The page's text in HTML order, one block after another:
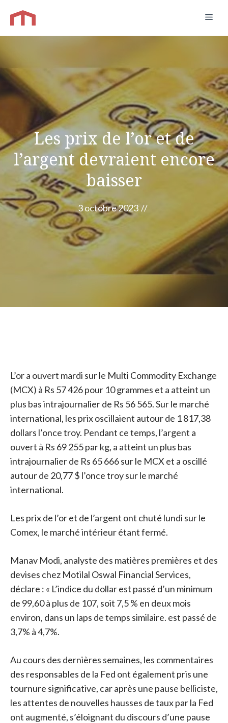
contenu
Les prix de l’or et de
l’argent devraient encore
baisser
3 octobre 2023 //
L’or a ouvert mardi sur le Multi Commodity Exchange
(MCX) à Rs 57 426 pour 10 grammes et a atteint un
plus bas intrajournalier de Rs 56 565. Sur le marché
international, les prix oscillaient autour de 1 817,38
dollars l’once troy. Pendant ce temps, l’argent a
ouvert à Rs 69 255 par kg, a atteint un plus bas
intrajournalier de Rs 65 666 sur le MCX et a oscillé
autour de 20,77 $ l’once troy sur le marché
international.
Les prix de l’or et de l’argent ont chuté lundi sur le
Comex, le marché intérieur étant fermé.
Manav Modi, analyste des matières premières et des
devises chez Motilal Oswal Financial Services,
déclare : « L’indice du dollar est passé d’un minimum
de 99,60 à plus de 107, soit 7,5 % en deux mois
environ, dans un laps de temps similaire. est passé de
3,7% à 4,7%.
Au cours des dernières semaines, les commentaires
des responsables de la Fed ont également pris une
tournure significative, car après une pause belliciste,
les attentes de nouvelles hausses de taux par la Fed
ont augmenté, s’éloignant du discours d’une pause